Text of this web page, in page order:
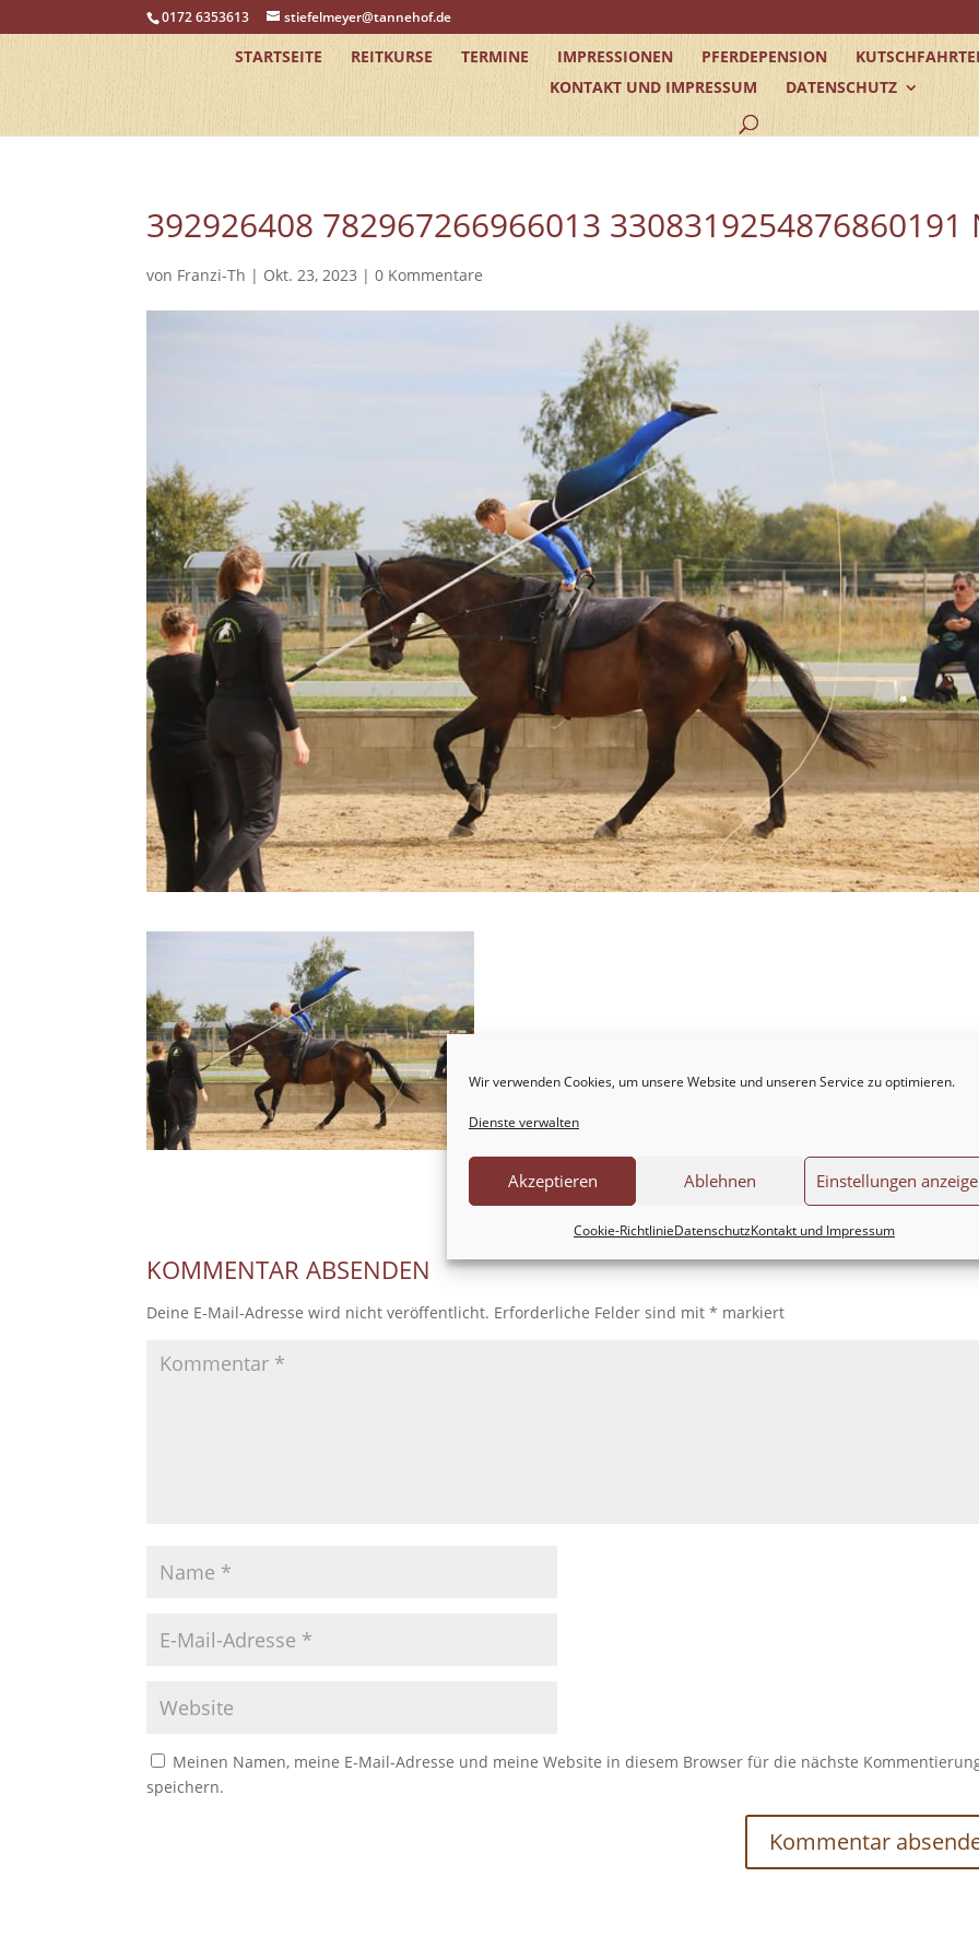
Wir verwenden Cookies, um unsere Website und unseren Service zu optimieren.
Dienste verwalten
Akzeptieren Ablehnen Einstellungen
Cookie-RichtlinieDatenschutzKontakt und Impressum
0172 6353613 stiefelmeyer@tannehof.de
STARTSEITE REITKURSE TERMINE IMPRESSIONEN PFERDEPENSION
KONTAKT UND IMPRESSUM
DATENSCHUTZ
392926408 782967266966013 3308319254876860191
von Franzi-Th | Okt. 23, 2023 |0 Kommentare
KOMMENTAR ABSENDEN
Deine E-Mail-Adresse wird nicht veröffentlicht. Erforderliche Felder sind mit* markiert
Meinen Namen, meine E-Mail-Adresse und meine Website in diesem Browser für die nächste
speichern.